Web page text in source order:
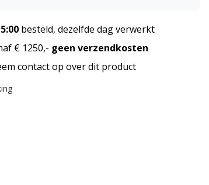
besteld, dezelfde dag verwerkt
€ 1250,- geen verzendkosten
contact op over dit product